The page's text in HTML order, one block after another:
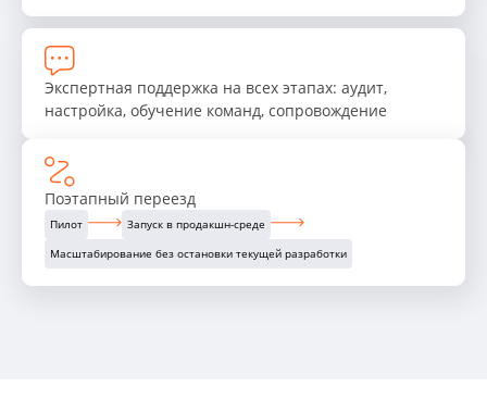
Экспертная поддержка на всех этапах: аудит,
настройка, обучение команд, сопровождение
Поэтапный переезд
Пилот
Запуск в продакшн-среде
Масштабирование без остановки текущей разработки